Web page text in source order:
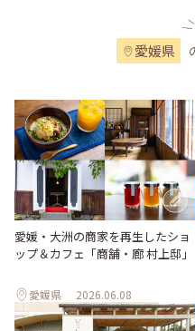
愛媛県
愛媛・大洲の商家を再生したショ
ップ＆カフェ「商舗・廊 村上邸」
愛媛県 2026.06.08